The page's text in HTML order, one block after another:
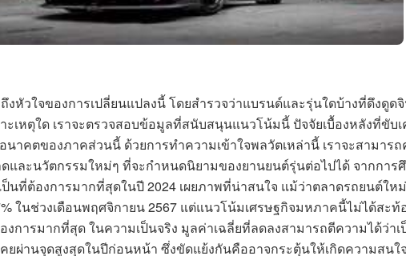
งหัวใจของการเปลี่ยนแปลงนี้ โดยสำรวจว่าแบรนด์และรุ่นใดบ้างที่ดึงดูด
เหตุใด เราจะตรวจสอบข้อมูลที่สนับสนุนแนวโน้มนี้ ปัจจัยเบื้องหลังที่ขับ
าคตของภาคส่วนนี้ ด้วยการทำความเข้าใจพลวัตเหล่านี้ เราจะสามาร
และนวัตกรรมใหม่ๆ ที่จะกำหนดนิยามของยานยนต์รุ่นต่อไปได้ จากการ
นที่ต้องการมากที่สุดในปี 2024 เผยภาพที่น่าสนใจ แม้ว่าตลาดรถยนต์ให
ในช่วงเดือนพฤศจิกายน 2567 แต่แนวโน้มเศรษฐกิจมหภาคนี้ไม่ได้สะท้
งการมากที่สุด ในความเป็นจริง มูลค่าเฉลี่ยที่ลดลงสามารถตีความได้ว่าเ
ยผ่านจุดสูงสุดในปีก่อนหน้า ซึ่งขัดแย้งกันคืออาจกระตุ้นให้เกิดความสนใ